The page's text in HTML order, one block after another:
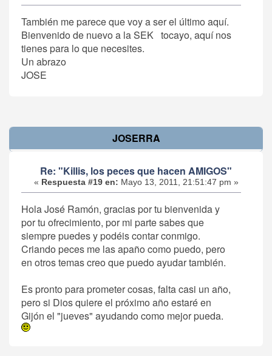
También me parece que voy a ser el último aquí.
Bienvenido de nuevo a la SEK tocayo, aquí nos
tienes para lo que necesites.
Un abrazo
JOSE
JOSERRA
Re: "Killis, los peces que hacen AMIGOS"
« Respuesta #19 en: Mayo 13, 2011, 21:51:47 pm »
Hola José Ramón, gracias por tu bienvenida y
por tu ofrecimiento, por mi parte sabes que
siempre puedes y podéis contar conmigo.
Criando peces me las apaño como puedo, pero
en otros temas creo que puedo ayudar también.
Es pronto para prometer cosas, falta casi un año,
pero si Dios quiere el próximo año estaré en
Gijón el "jueves" ayudando como mejor pueda.